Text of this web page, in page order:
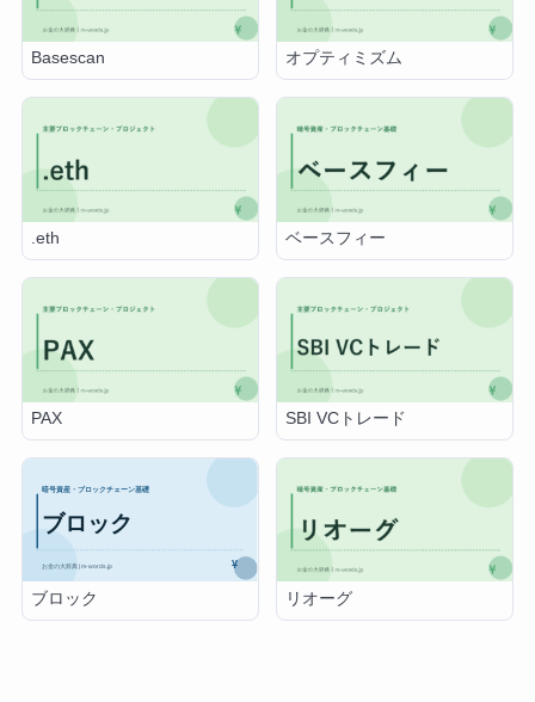
Basescan オプティミズム
.eth ベースフィー
PAX SBI VCトレード
ブロック リオーグ